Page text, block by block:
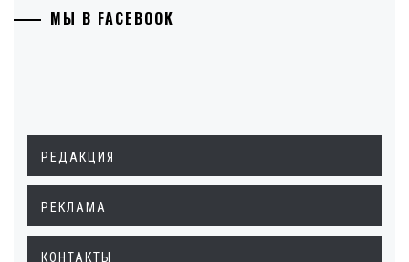
МЫ В FACEBOOK
РЕДАКЦИЯ
РЕКЛАМА
КОНТАКТЫ